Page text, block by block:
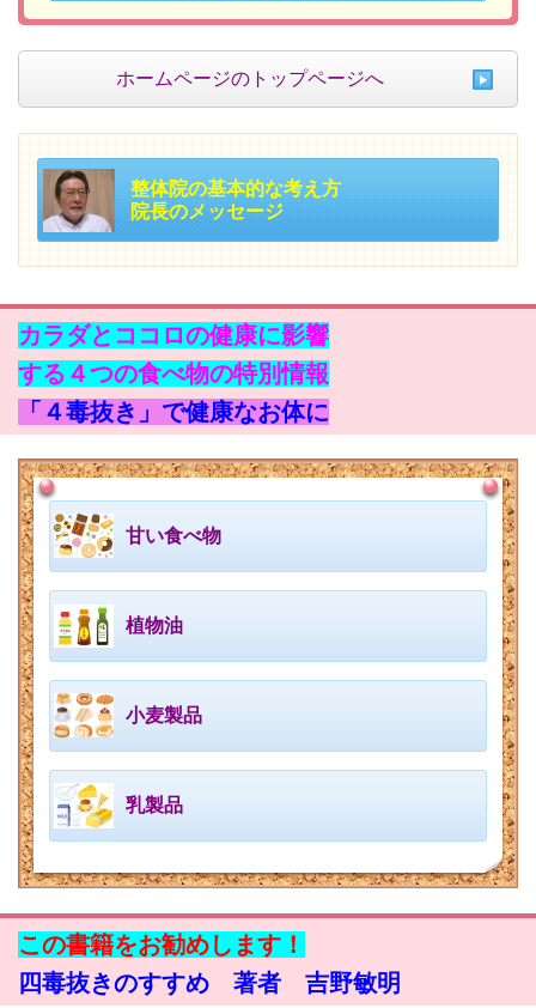
ホームページのトップページへ
整体院の基本的な考え方
院長のメッセージ
カラダとココロの健康に影響
する４つの食べ物の特別情報
「４毒抜き」で健康なお体に
甘い食べ物
植物油
小麦製品
乳製品
この書籍をお勧めします！
四毒抜きのすすめ 著者 吉野敏明